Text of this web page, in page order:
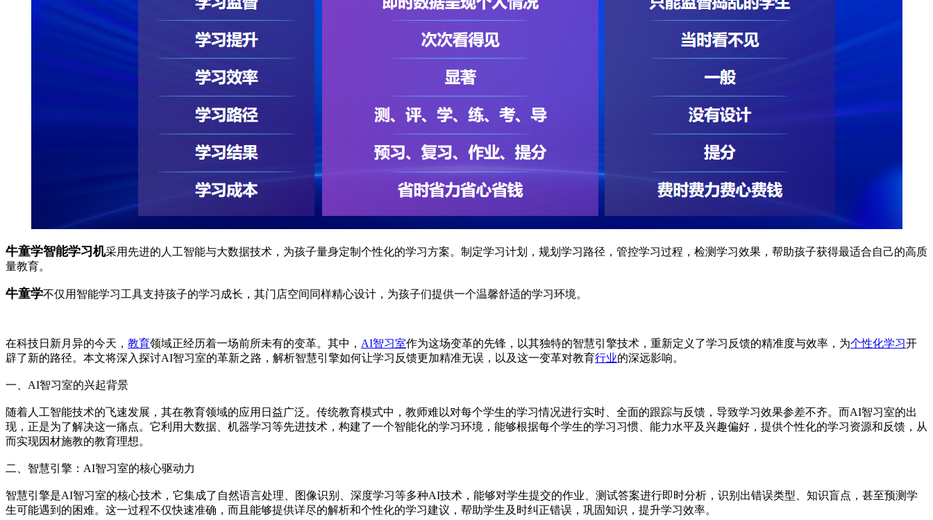
牛童学智能学习机采用先进的人工智能与大数据技术，为孩子量身定制个性化的学习方案。制定学习计划，规划学习路径，管控学习过程，检测学习效果，帮助孩子获得最适合自己的高质
量教育。
牛童学不仅用智能学习工具支持孩子的学习成长，其门店空间同样精心设计，为孩子们提供一个温馨舒适的学习环境。
在科技日新月异的今天， 教育领域正经历着一场前所未有的变革。其中， AI智习室作为这场变革的先锋，以其独特的智慧引擎技术，重新定义了学习反馈的精准度与效率，为个性化学习开
辟了新的路径。本文将深入探讨AI智习室的革新之路，解析智慧引擎如何让学习反馈更加精准无误，以及这一变革对教育行业的深远影响。
一、AI智习室的兴起背景
随着人工智能技术的飞速发展，其在教育领域的应用日益广泛。传统教育模式中，教师难以对每个学生的学习情况进行实时、全面的跟踪与反馈，导致学习效果参差不齐。而AI智习室的出
现，正是为了解决这一痛点。它利用大数据、机器学习等先进技术，构建了一个智能化的学习环境，能够根据每个学生的学习习惯、能力水平及兴趣偏好，提供个性化的学习资源和反馈，从
而实现因材施教的教育理想。
二、智慧引擎：AI智习室的核心驱动力
智慧引擎是AI智习室的核心技术，它集成了自然语言处理、图像识别、深度学习等多种AI技术，能够对学生提交的作业、测试答案进行即时分析，识别出错误类型、知识盲点，甚至预测学
生可能遇到的困难。这一过程不仅快速准确，而且能够提供详尽的解析和个性化的学习建议，帮助学生及时纠正错误，巩固知识，提升学习效率。